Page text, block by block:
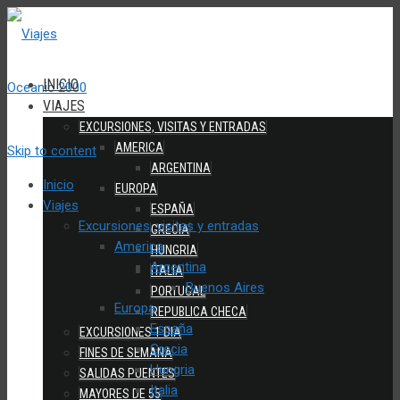
INICIO
VIAJES
EXCURSIONES, VISITAS Y ENTRADAS
AMERICA
ARGENTINA
EUROPA
ESPAÑA
GRECIA
HUNGRIA
ITALIA
PORTUGAL
REPUBLICA CHECA
EXCURSIONES 1 DIA
FINES DE SEMANA
SALIDAS PUENTES
MAYORES DE 55
Skip to content
Inicio
Viajes
Excursiones, visitas y entradas
America
Argentina
Buenos Aires
Europa
España
Grecia
Hungria
Italia